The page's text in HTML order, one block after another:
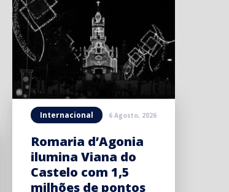
Internacional 6 Agosto, 2026
Romaria d’Agonia
ilumina Viana do
Castelo com 1,5
milhões de pontos